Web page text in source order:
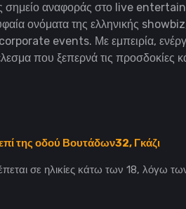
σημείο αναφοράς στο live
ονόματα της ελληνικής
events. Με εμπειρία,
που ξεπερνά τις προσδοκίες
επί της οδού Βουτάδων32, Γκάζι
σε ηλικίες κάτω των 18, λόγω